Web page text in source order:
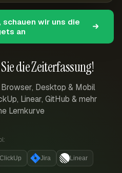
die Zeiterfassung!
Desktop & Mobil
Linear, GitHub & mehr
Lernkurve
ClickUp Jira Linear
wir uns die
an